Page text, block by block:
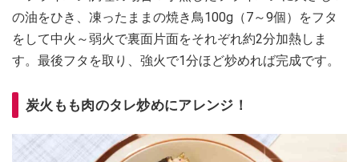
の油をひき、凍ったままの焼き鳥100g（7～9個）をフタ
をして中火～弱火で裏面片面をそれぞれ約2分加熱しま
す。最後フタを取り、強火で1分ほど炒めれば完成です。
炭火もも肉のタレ炒めにアレンジ！